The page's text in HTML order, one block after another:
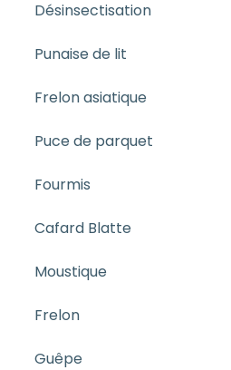
Désinsectisation
Punaise de lit
Frelon asiatique
Puce de parquet
Fourmis
Cafard Blatte
Moustique
Frelon
Guêpe